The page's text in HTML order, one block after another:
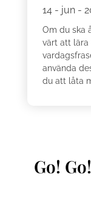
14 - jun -
Om du ska
värt att lära
använda
du att låta
Go!